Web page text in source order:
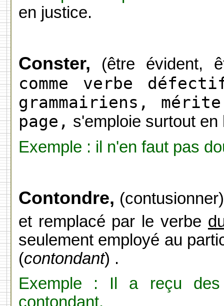
en justice.
Conster, (être évident,
comme verbe
grammairiens,
page, s'emploie surtout
Exemple : il n'en faut pas
Contondre,
et remplacé par le verbe
seulement employé au
(contondant) .
Exemple : Il a reçu
contondant.